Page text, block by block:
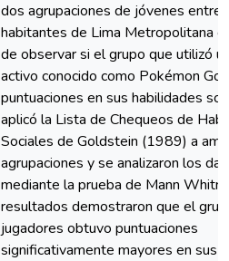
dos agrupaciones de jóvenes entre
habitantes de Lima Metropolitana
de observar si el grupo que utilizó
activo conocido como Pokémon
puntuaciones en sus habilidades
aplicó la Lista de Chequeos de
Sociales de Goldstein (1989) a
agrupaciones y se analizaron los
mediante la prueba de Mann
resultados demostraron que el
jugadores obtuvo puntuaciones
significativamente mayores en sus